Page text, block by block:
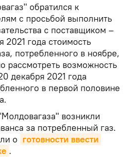
обратился к
с просьбой выполнить
с поставщиком –
2021 года стоимость
потребленного в ноябре,
рассмотреть возможность
декабря 2021 года
в первой половине
возникли
за потребленный газ.
о готовности ввести
.